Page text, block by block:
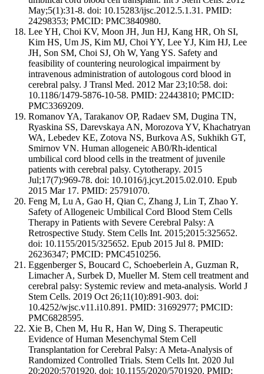
May;5(1):31-8. doi: 10.15283/ijsc.2012.5.1.31. PMID:
24298353; PMCID: PMC3840980.
Lee YH, Choi KV, Moon JH, Jun HJ, Kang HR, Oh SI,
Kim HS, Um JS, Kim MJ, Choi YY, Lee YJ, Kim HJ, Lee
JH, Son SM, Choi SJ, Oh W, Yang YS. Safety and
feasibility of countering neurological impairment by
intravenous administration of autologous cord blood in
cerebral palsy. J Transl Med. 2012 Mar 23;10:58. doi:
10.1186/1479-5876-10-58. PMID: 22443810; PMCID:
PMC3369209.
Romanov YA, Tarakanov OP, Radaev SM, Dugina TN,
Ryaskina SS, Darevskaya AN, Morozova YV, Khachatryan
WA, Lebedev KE, Zotova NS, Burkova AS, Sukhikh GT,
Smirnov VN. Human allogeneic AB0/Rh-identical
umbilical cord blood cells in the treatment of juvenile
patients with cerebral palsy. Cytotherapy. 2015
Jul;17(7):969-78. doi: 10.1016/j.jcyt.2015.02.010. Epub
2015 Mar 17. PMID: 25791070.
Feng M, Lu A, Gao H, Qian C, Zhang J, Lin T, Zhao Y.
Safety of Allogeneic Umbilical Cord Blood Stem Cells
Therapy in Patients with Severe Cerebral Palsy: A
Retrospective Study. Stem Cells Int. 2015;2015:325652.
doi: 10.1155/2015/325652. Epub 2015 Jul 8. PMID:
26236347; PMCID: PMC4510256.
Eggenberger S, Boucard C, Schoeberlein A, Guzman R,
Limacher A, Surbek D, Mueller M. Stem cell treatment and
cerebral palsy: Systemic review and meta-analysis. World J
Stem Cells. 2019 Oct 26;11(10):891-903. doi:
10.4252/wjsc.v11.i10.891. PMID: 31692977; PMCID:
PMC6828595.
Xie B, Chen M, Hu R, Han W, Ding S. Therapeutic
Evidence of Human Mesenchymal Stem Cell
Transplantation for Cerebral Palsy: A Meta-Analysis of
Randomized Controlled Trials. Stem Cells Int. 2020 Jul
20;2020:5701920. doi: 10.1155/2020/5701920. PMID: